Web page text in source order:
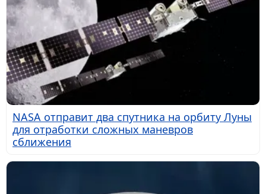
NASA отправит два спутника на орбиту Луны
для отработки сложных маневров
сближения